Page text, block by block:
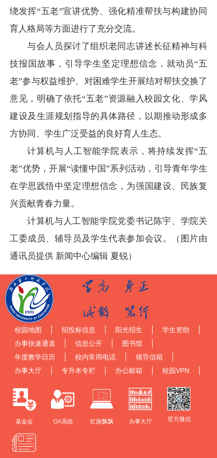
绕发挥“五老”宣讲优势、强化精准帮扶与构建协同
育人格局等方面进行了充分交流。
与会人员探讨了组织老同志讲述长征精神与科
技报国故事，引导学生坚定理想信念，就动员“五
老”参与权益维护、对困难学生开展结对帮扶交换了
意见，明确了依托“五老”资源融入校园文化、学风
建设及生涯规划指导的具体路径，以期推动形成多
方协同、学生广泛受益的良好育人生态。
计算机与人工智能学院表示，将持续发挥“五
老”优势，开展“读懂中国”系列活动，引导青年学生
在学思践悟中坚定理想信念，为强国建设、民族复
兴贡献青春力量。
计算机与人工智能学院党委书记陈宇、学院关
工委成员、辅导员及学生代表参加会议。（图片由
通讯员提供 新闻中心编辑 夏锐）
校园地图 招投标信息 阳光招生
学生资助
办事快速通道
信息公开
图书馆
年度教学日历
校内常用电话
领导信箱
办事大厅
专升本专栏 办公邮箱 校园VPN
基金会 OA系统 红旗飘飘 办事大厅 官方微信